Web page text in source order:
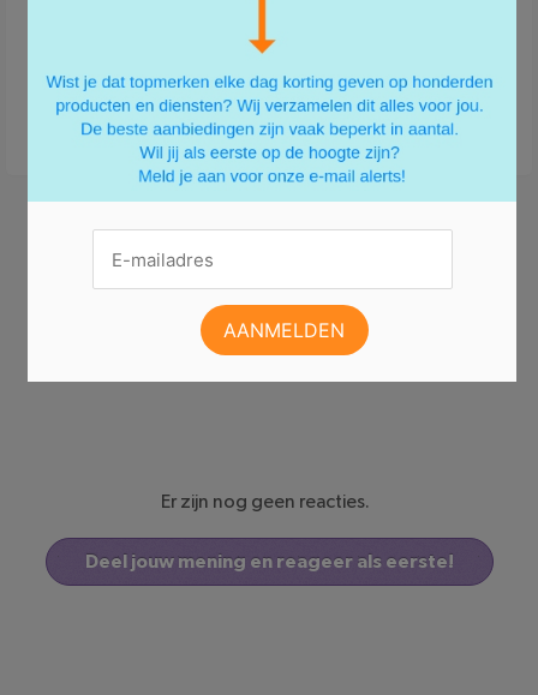
50five MiniInTheBox.com
Er zijn nog geen reacties.
Deel jouw mening en reageer als eerste!